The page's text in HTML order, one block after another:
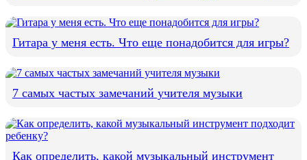
Гитара у меня есть. Что еще понадобится для игры?
7 самых частых замечаний учителя музыки
Как определить, какой музыкальный инструмент